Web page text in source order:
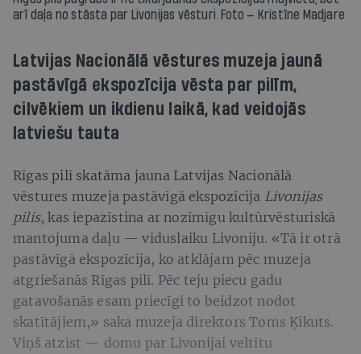
arī daļa no stāsta par Livonijas vēsturi. Foto — Kristīne Madjare
Latvijas Nacionālā vēstures muzeja jaunā
pastāvīgā ekspozīcija vēsta par pilīm,
cilvēkiem un ikdienu laikā, kad veidojās
latviešu tauta
Rīgas pilī skatāma jauna Latvijas Nacionālā
vēstures muzeja pastāvīgā ekspozīcija Livonijas
pilis, kas iepazīstina ar nozīmīgu kultūrvēsturiskā
mantojuma daļu — viduslaiku Livoniju. «Tā ir otrā
pastāvīgā ekspozīcija, ko atklājam pēc muzeja
atgriešanās Rīgas pilī. Pēc teju piecu gadu
gatavošanās esam priecīgi to beidzot nodot
skatītājiem,» saka muzeja direktors Toms Ķikuts.
Viņš atzīst — domu par Livonijai veltītu